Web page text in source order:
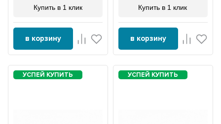
Купить в 1 клик
в корзину
Купить в 1 клик
в корзину